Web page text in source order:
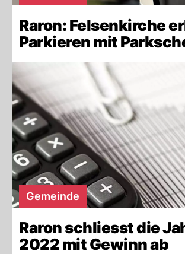
Raron: Felsenkirche
Parkieren mit
Gemeinde
Raron schliesst die
2022 mit Gewinn ab